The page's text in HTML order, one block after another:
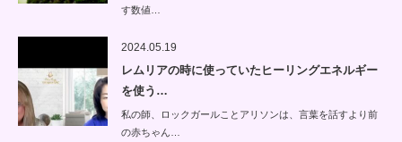
す数値…
2024.05.19
レムリアの時に使っていたヒーリングエネルギー
を使う…
私の師、ロックガールことアリソンは、言葉を話すより前
の赤ちゃん…